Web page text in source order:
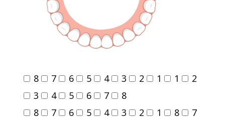
8 7 6 5 4 3 2 1 1
2
3
4 5 6 7
8
8
7 6 5 4 3 2 1 8
7